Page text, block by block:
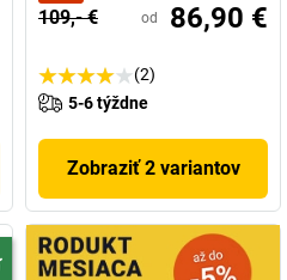
109,- € od 86,90 €
(2)
5-6 týždne
Zobraziť 2 variantov